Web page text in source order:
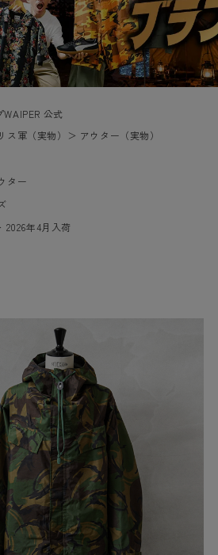
公式
ス軍（実物） ＞ アウター（実物）
ター
2026年4月入荷